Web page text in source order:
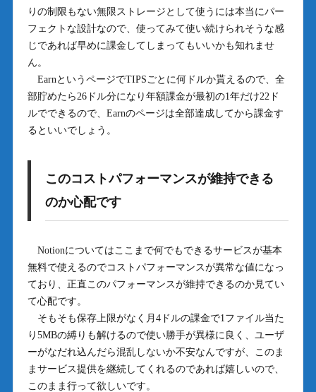
りの制限もない無限ストレージとして使うには本当にパー
フェクトな設計なので、使ってみて使い続けられそうな感
じであれば早めに課金してしまってもいいかも知れませ
ん。
EarnというページでTIPSごとに何ドルか貰えるので、全
部貯めたら26ドル分になり年額課金が最初の1年だけ22ド
ルでできるので、Earnのページは全部達成してから課金す
るといいでしょう。
このコストパフォーマンスが維持できる
のか心配です
Notionについてはここまで何でもできるサービスが基本
無料で使えるのでコストパフォーマンスが異常な値になっ
ており、正直このパフォーマンスが維持できるのか見てい
て心配です。
そもそも保存上限がなく月4ドルの課金で1ファイル当た
り5MBの縛りも解けるので使い勝手が異様に良く、ユーザ
ーがなだれ込んだら混乱しないか不安なんですが、このま
まサービス提供を継続してくれるのであれば嬉しいので、
このまま行って欲しいです。